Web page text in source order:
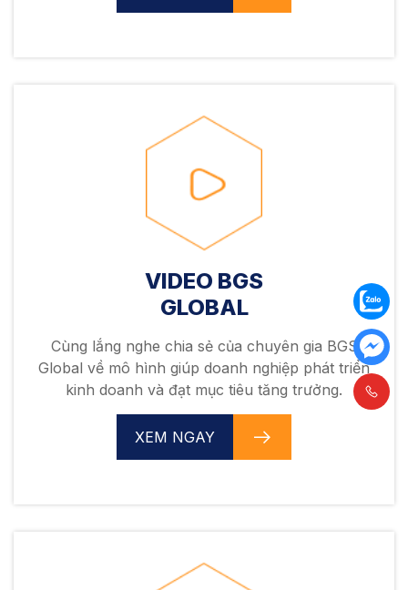
VIDEO BGS
GLOBAL
Cùng lắng nghe chia sẻ của chuyên gia BGS
Global về mô hình giúp doanh nghiệp phát triển
kinh doanh và đạt mục tiêu tăng trưởng.
XEM NGAY